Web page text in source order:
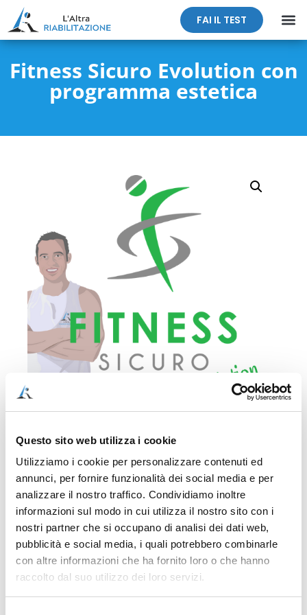
Questo sito web utilizza i cookie
Utilizziamo i cookie per personalizzare contenuti ed
annunci, per fornire funzionalità dei social media e per
analizzare il nostro traffico. Condividiamo inoltre
informazioni sul modo in cui utilizza il nostro sito con i
nostri partner che si occupano di analisi dei dati web,
pubblicità e social media, i quali potrebbero combinarle
con altre informazioni che ha fornito loro o che hanno
raccolto dal suo utilizzo dei loro servizi.
FAI IL TEST
Fitness Sicuro Evolution con
programma estetica
COME ACQUISTARE IN MANIERA SEMPLICE,
VELOCE E SICURA (ACQUISTO SINGOLO, NESSUN
ABBONAMENTO)
1) Clicca sul pulsante “Aggiungi al carrello” per
pagare con carta di credito o PayPal. Il pagamento
sarà processato da Stripe, il sistema di pagamento
più sicuro al mondo.
2) Dopo l’acquisto, verrai rimandato ad una pagina,